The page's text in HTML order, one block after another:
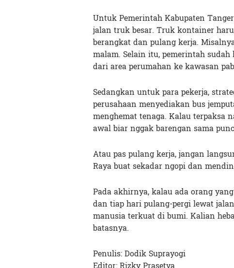
Untuk Pemerintah Kabupaten
jalan truk besar. Truk kontainer
berangkat dan pulang kerja.
malam. Selain itu, pemerintah
dari area perumahan ke kawasan
Sedangkan untuk para pekerja,
perusahaan menyediakan bus
menghemat tenaga. Kalau terpaksa
awal biar nggak barengan sama
Atau pas pulang kerja, jangan
Raya buat sekadar ngopi dan
Pada akhirnya, kalau ada orang
dan tiap hari pulang-pergi lewat
manusia terkuat di bumi. Kalian
batasnya.
Penulis: Dodik Suprayogi